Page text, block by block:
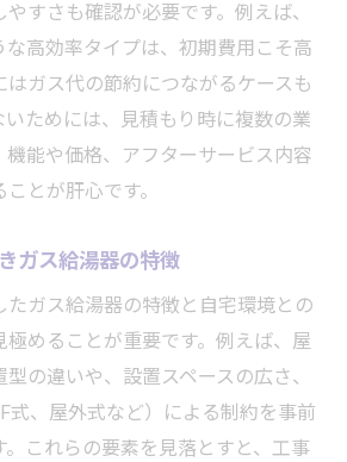
な設置工事のための準備事項
すさも確認が必要です。例えば、
な高効率タイプは、初期費用こそ高
はガス代の節約につながるケースも
いためには、見積もり時に複数の業
機能や価格、アフターサービス内容
とが肝心です。
ガス給湯器の特徴
たガス給湯器の特徴と自宅環境との
極めることが重要です。例えば、屋
の違いや、設置スペースの広さ、
式、屋外式など）による制約を事前
。これらの要素を見落とすと、工事